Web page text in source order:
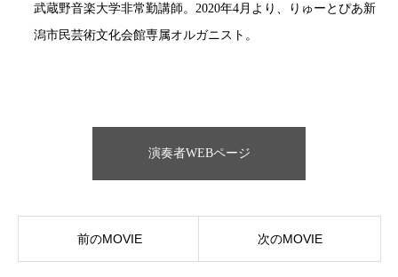
武蔵野音楽大学非常勤講師。2020年4月より、りゅーとぴあ新
潟市民芸術文化会館専属オルガニスト。
演奏者WEBページ
前のMOVIE 次のMOVIE